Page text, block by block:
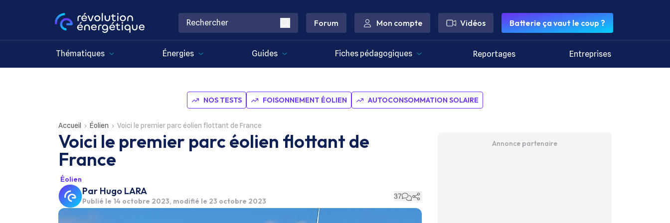
Forum Mon compte Vidéos Batterie ça vaut le coup ?
Thématiques Énergies Guides Fiches pédagogiques Reportages Entreprises
NOS TESTS FOISONNEMENT ÉOLIEN AUTOCONSOMMATION SOLAIRE
Accueil Éolien Voici le premier parc éolien flottant de France
Voici le premier parc éolien flottant de
France
Éolien
Par Hugo LARA
Publié le 14 octobre 2023, modifié le 23 octobre 2023
37
Annonce partenaire